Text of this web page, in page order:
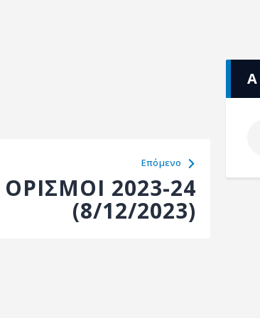
Eπόμενο
ΟΡΙΣΜΟΙ 2023-24
(8/12/2023)